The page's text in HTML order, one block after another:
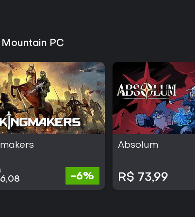
PC
-6%
Absolum
R$ 73,99